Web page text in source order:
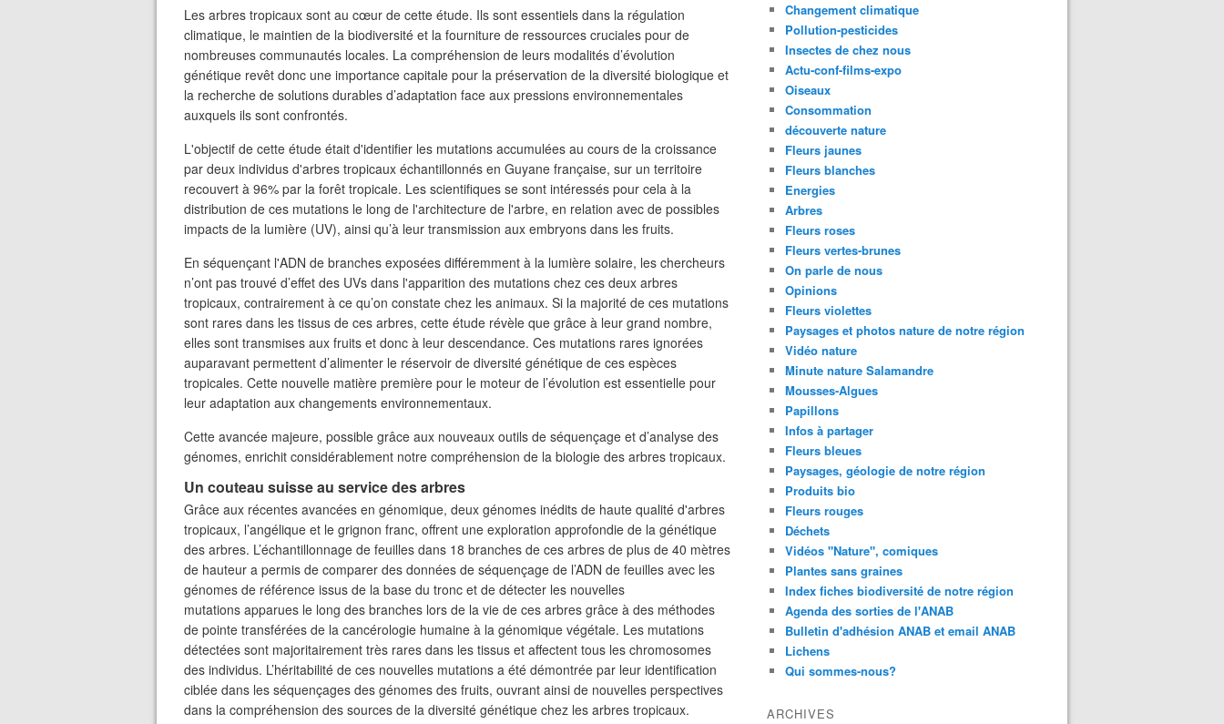
Les arbres tropicaux sont au cœur de cette étude. Ils sont essentiels dans la régulation
climatique, le maintien de la biodiversité et la fourniture de ressources cruciales pour de
nombreuses communautés locales. La compréhension de leurs modalités d’évolution
génétique revêt donc une importance capitale pour la préservation de la diversité biologique et
la recherche de solutions durables d’adaptation face aux pressions environnementales
auxquels ils sont confrontés.
L'objectif de cette étude était d'identifier les mutations accumulées au cours de la croissance
par deux individus d'arbres tropicaux échantillonnés en Guyane française, sur un territoire
recouvert à 96% par la forêt tropicale. Les scientifiques se sont intéressés pour cela à la
distribution de ces mutations le long de l'architecture de l'arbre, en relation avec de possibles
impacts de la lumière (UV), ainsi qu’à leur transmission aux embryons dans les fruits.
En séquençant l'ADN de branches exposées différemment à la lumière solaire, les chercheurs
n’ont pas trouvé d’effet des UVs dans l'apparition des mutations chez ces deux arbres
tropicaux, contrairement à ce qu’on constate chez les animaux. Si la majorité de ces mutations
sont rares dans les tissus de ces arbres, cette étude révèle que grâce à leur grand nombre,
elles sont transmises aux fruits et donc à leur descendance. Ces mutations rares ignorées
auparavant permettent d’alimenter le réservoir de diversité génétique de ces espèces
tropicales. Cette nouvelle matière première pour le moteur de l’évolution est essentielle pour
leur adaptation aux changements environnementaux.
Cette avancée majeure, possible grâce aux nouveaux outils de séquençage et d’analyse des
génomes, enrichit considérablement notre compréhension de la biologie des arbres tropicaux.
Un couteau suisse au service des arbres
Grâce aux récentes avancées en génomique, deux génomes inédits de haute qualité d'arbres
tropicaux, l’angélique et le grignon franc, offrent une exploration approfondie de la génétique
des arbres. L’échantillonnage de feuilles dans 18 branches de ces arbres de plus de 40 mètres
de hauteur a permis de comparer des données de séquençage de l’ADN de feuilles avec les
génomes de référence issus de la base du tronc et de détecter les nouvelles
mutations apparues le long des branches lors de la vie de ces arbres grâce à des méthodes
de pointe transférées de la cancérologie humaine à la génomique végétale. Les mutations
détectées sont majoritairement très rares dans les tissus et affectent tous les chromosomes
des individus. L’héritabilité de ces nouvelles mutations a été démontrée par leur identification
ciblée dans les séquençages des génomes des fruits, ouvrant ainsi de nouvelles perspectives
dans la compréhension des sources de la diversité génétique chez les arbres tropicaux.
Changement climatique
Pollution-pesticides
Insectes de chez nous
Actu-conf-films-expo
Oiseaux
Consommation
découverte nature
Fleurs jaunes
Fleurs blanches
Energies
Arbres
Fleurs roses
Fleurs vertes-brunes
On parle de nous
Opinions
Fleurs violettes
Paysages et photos nature de notre région
Vidéo nature
Minute nature Salamandre
Mousses-Algues
Papillons
Infos à partager
Fleurs bleues
Paysages, géologie de notre région
Produits bio
Fleurs rouges
Déchets
Vidéos "Nature", comiques
Plantes sans graines
Index fiches biodiversité de notre région
Agenda des sorties de l'ANAB
Bulletin d'adhésion ANAB et email ANAB
Lichens
Qui sommes-nous?
ARCHIVES